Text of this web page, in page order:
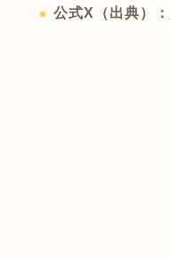
公式X（出典）：